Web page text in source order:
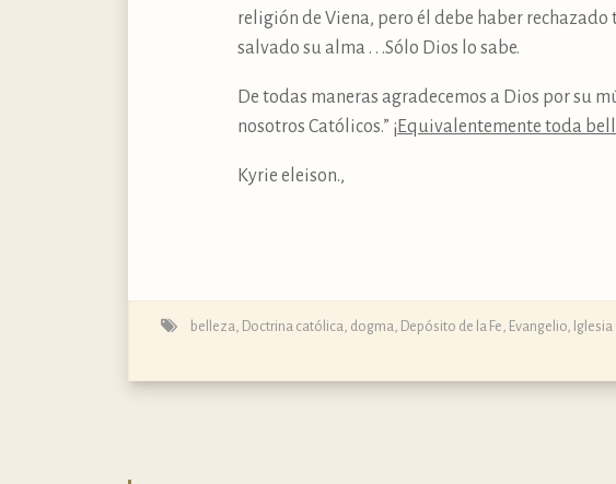
religión de Viena, pero él debe haber
salvado su alma . . .Sólo Dios lo sabe.
De todas maneras agradecemos a Dios por su
nosotros Católicos.” ¡ Equivalentemente toda
Kyrie eleison.,
belleza Doctrina católica, dogma, Depósito de la Fe Evangelio Iglesia